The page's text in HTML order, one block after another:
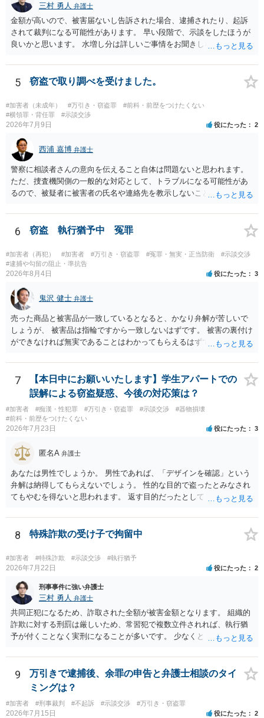
三村 勇人 弁護士
金額が高いので、被害届ないし告訴された場合、逮捕されたり、起訴
されて裁判になる可能性があります。 早い段階で、示談をしたほうが
良いかと思います。 水増し分は詳しいご事情をお聞きしなければお答
5 窃盗で取り調べを受けました。
#加害者（未成年） #万引き・窃盗罪
#前科・前歴をつけたくない
#横領罪・背任罪
#示談交渉
2026年7月9日 役にたった 2
西浦 嘉博 弁護士
警察に相談者さんの意向を伝えること自体は問題ないと思われます。
ただ、捜査機関側の一般的な対応として、トラブルになる可能性があ
るので、被疑者に被害者の氏名や連絡先を教示しないことがあり得ま
でしたら、弁護士に依頼される必要が生じます。 なお、捜査機関の言
う「横領罪」は、相談の背景に記載されている事情から占有離脱物横
6 窃盗 執行猶予中 冤罪
#加害者（再犯） #加害者 #万引き・窃盗罪 #冤罪・無実・正当防衛
#示談交渉
#逮捕や勾留の阻止・準抗告
2026年8月4日 役にたった 3
鬼沢 健士 弁護士
売った商品と被害品が一致しているとなると、かなり弁解が苦しいで
しょうが、 被害品は指輪ですから一致しないはずです。 被害の裏付け
ができなければ無実であることはわかってもらえるはずです。
7
【本日中にお願いいたします】学生アパートでの
誤解による窃盗疑惑、今後の対応策は？
#加害者 #痴漢・性犯罪 #万引き・窃盗罪 #示談交渉
#器物損壊
#前科・前歴をつけたくない
2026年7月23日 役にたった 3
匿名A 弁護士
あなたは男性でしょうか。 男性であれば、「デザインを確認」という
弁解は納得してもらえないでしょう。 性的な目的で盗ったとみなされ
てもやむを得ないと思われます。 返す目的だったとしても、性的な目
法領得の意思は発現しており、窃盗の既遂罪は成立し得まると思われ
ます。 元の場所に戻したのは、前述の目的を遂行する関係上、ばれな
犯カメラに写っているのがあなたなのかは不明ですが、極めて深刻な
事態になっているのは確かです。お早目にご両親などとも相談して、
弁護士を依頼の上、示談の方向で動かれるのがよろしいかと思いま
す。
8 特殊詐欺の受け子で拘留中
#加害者 #特殊詐欺 #示談交渉 #執行猶予
2026年7月22日 役にたった 2
刑事事件に強い弁護士
三村 勇人 弁護士
共同正犯になるため、詐取された全額が被害金額となります。 組織的
詐欺に対する刑罰は厳しいため、常習犯で複数立件されれば、執行猶
予が付くことなく実刑になることが多いです。 少なくとも、執行猶予
す。 弁護士を介して共犯者数人で被害弁済を行うこともあります。 保
釈申請については、共犯なので、全て公判請求されるまで難しいです
が、個別具体的な事情により異なります。 弁護方針により、結果が変
わるため、刑事事件に精通している弁護人を選任されることをお勧め
いたします。
9
万引きで逮捕後、余罪の申告と弁護士相談のタイ
ミングは？
#加害者 #刑事裁判 #不起訴 #示談交渉 #万引き・窃盗罪
2026年7月15日 役にたった 2